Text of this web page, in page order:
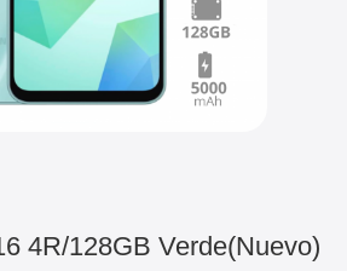
4R/128GB Verde(Nuevo)